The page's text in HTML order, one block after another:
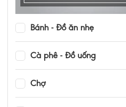
Bánh - Đồ ăn nhẹ
Cà phê - Đồ uống
Chợ